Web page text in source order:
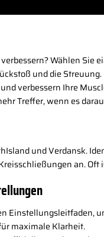
Wählen
und die Streuung.
verbessern Ihre
Treffer, wenn es
und Verdansk.
an.
Einstellungsleitfaden,
maximale Klarheit.